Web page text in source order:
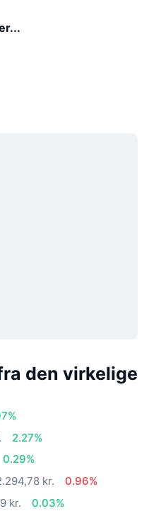
den virkelige
2.27%
0.29%
kr.
0.96%
kr.
0.03%